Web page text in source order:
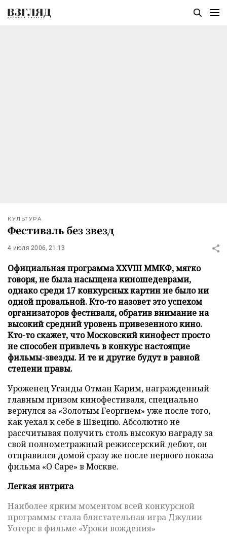
КУЛЬТУРА
Фестиваль без звезд
4 июля 2006, 21:13
Официальная программа XXVIII ММКФ, мягко
говоря, не была насыщена киношедеврами,
однако среди 17 конкурсных картин не было ни
одной провальной. Кто-то назовет это успехом
организаторов фестиваля, обратив внимание на
высокий средний уровень привезенного кино.
Кто-то скажет, что Московский кинофест просто
не способен привлечь в конкурс настоящие
фильмы-звезды. И те и другие будут в равной
степени правы.
Уроженец Уганды Отман Карим, награжденный
главным призом кинофестиваля, специально
вернулся за «Золотым Георгием» уже после того,
как уехал к себе в Швецию. Абсолютно не
рассчитывая получить столь высокую награду за
свой полнометражный режиссерский дебют, он
отправился домой сразу же после первого показа
фильма «О Саре» в Москве.
Легкая интрига
Наиболее ярким моментом всей конкурсной
программы стала блистательная игра Джулии
Уотерс в фильме «Уроки вождения»